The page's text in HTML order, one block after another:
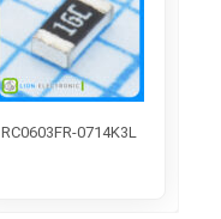
RC0603FR-0714K3L